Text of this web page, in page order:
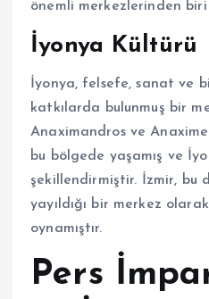
önemli merkezlerinden
İyonya Kültürü
İyonya, felsefe, sanat ve
katkılarda bulunmuş bir
Anaximandros ve
bu bölgede yaşamış ve
şekillendirmiştir. İzmir, bu
yayıldığı bir merkez
oynamıştır.
Pers